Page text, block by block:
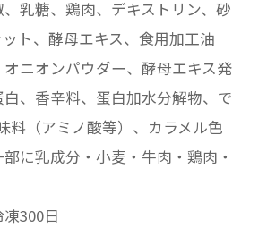
乳糖、鶏肉、デキストリン、砂
ト、酵母エキス、食用加工油
ニオンパウダー、酵母エキス発
、香辛料、蛋白加水分解物、で
料（アミノ酸等）、カラメル色
に乳成分・小麦・牛肉・鶏肉・
300日